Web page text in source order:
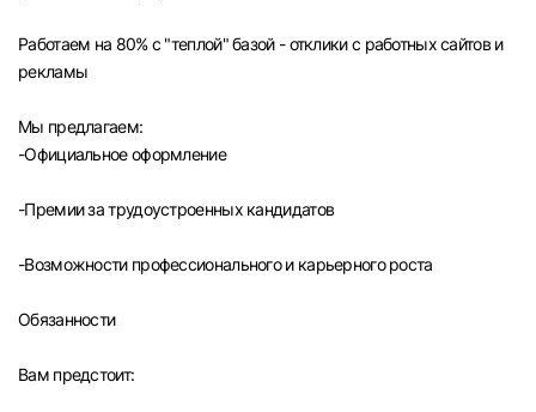
Оренбург
Ульяновск
Работаем на 80% с "теплой" базой - отклики с работных сайтов и
рекламы
Мы предлагаем:
-Официальное оформление
-Премии за трудоустроенных кандидатов
-Возможности профессионального и карьерного роста
Обязанности
Вам предстоит: